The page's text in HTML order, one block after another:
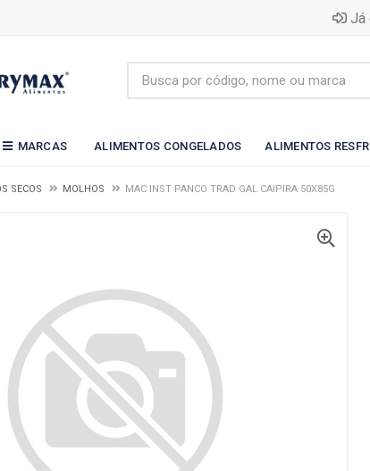
Já
MARCAS ALIMENTOS CONGELADOS ALIMENTOS
SECOS MOLHOS MAC INST PANCO TRAD GAL CAIPIRA 50X85G